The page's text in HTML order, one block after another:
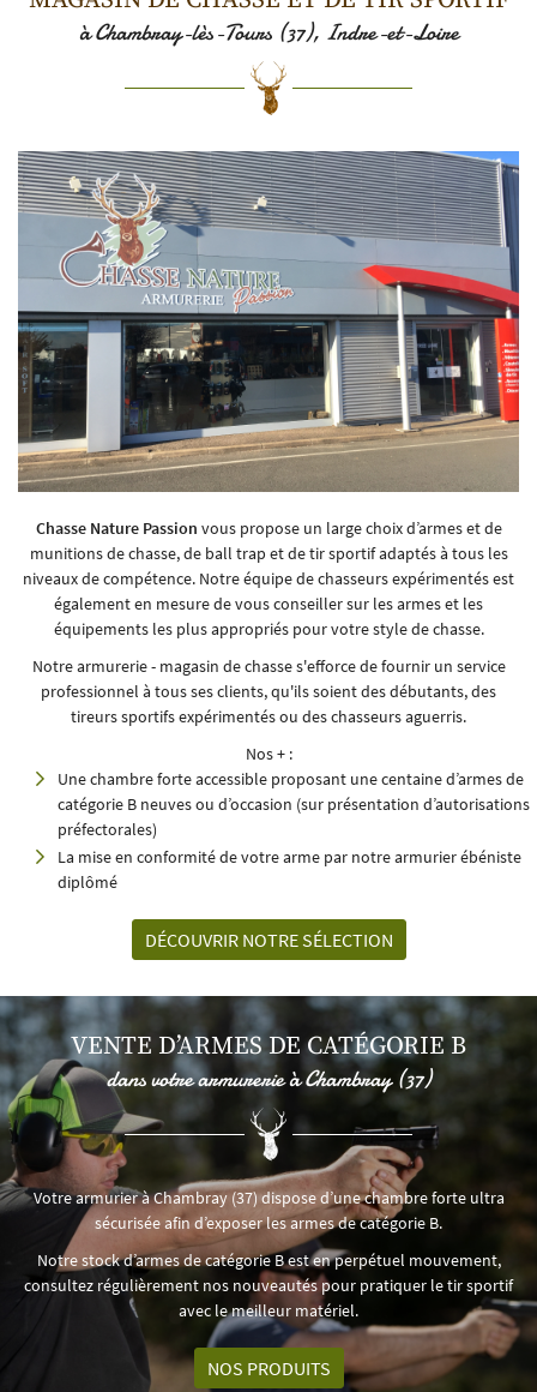
à Chambray-lès-Tours (37), Indre-et-Loire
Chasse Nature Passion vous propose un large choix d’armes et de
munitions de chasse, de ball trap et de tir sportif adaptés à tous les
niveaux de compétence. Notre équipe de chasseurs expérimentés est
également en mesure de vous conseiller sur les armes et les
équipements les plus appropriés pour votre style de chasse.
Notre armurerie - magasin de chasse s'efforce de fournir un service
professionnel à tous ses clients, qu'ils soient des débutants, des
tireurs sportifs expérimentés ou des chasseurs aguerris.
Nos + :
Une chambre forte accessible proposant une centaine d’armes de
catégorie B neuves ou d’occasion (sur présentation d’autorisations
préfectorales)
La mise en conformité de votre arme par notre armurier ébéniste
diplômé
DÉCOUVRIR NOTRE SÉLECTION
VENTE D’ARMES DE CATÉGORIE B
dans votre armurerie à Chambray (37)
Votre armurier à Chambray (37) dispose d’une chambre forte ultra
sécurisée afin d’exposer les armes de catégorie B.
Notre stock d’armes de catégorie B est en perpétuel mouvement,
consultez régulièrement nos nouveautés pour pratiquer le tir sportif
avec le meilleur matériel.
NOS PRODUITS